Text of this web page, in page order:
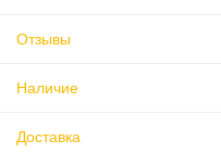
Отзывы
Наличие
Доставка